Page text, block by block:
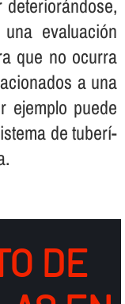
evaluación
que no ocurra
a una
ejemplo puede
de tuberí­
DE